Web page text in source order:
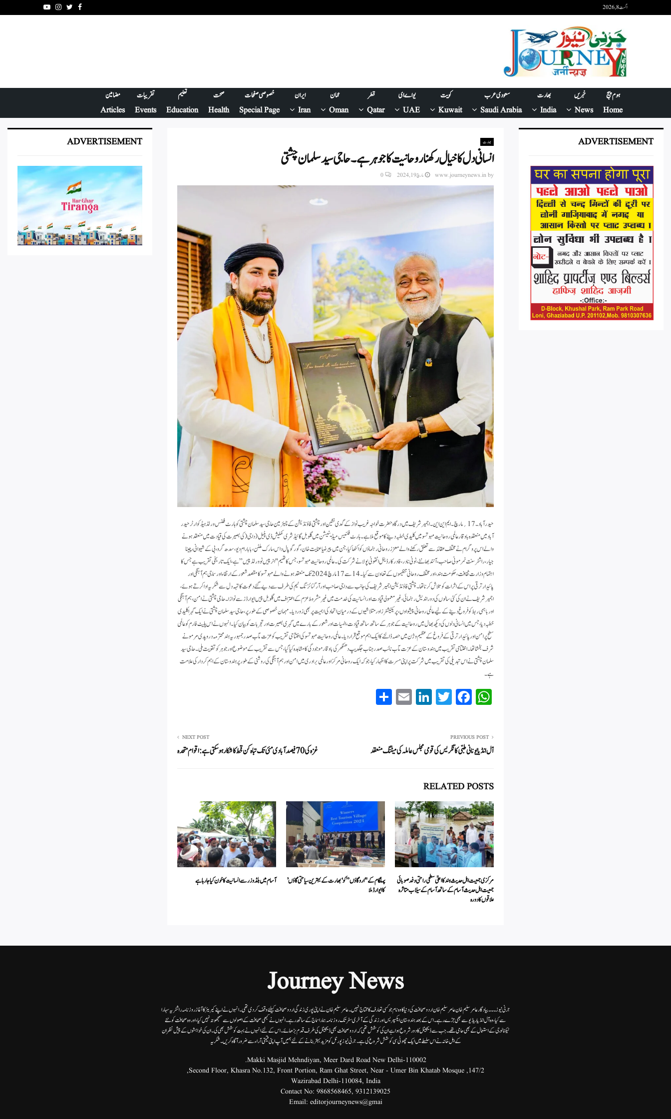
اگست 8, 2026 Facebook
Twitter
Instagram
Youtube
ہوم پیج
Home
خبریں
News
بھارت
India
سعودی عرب
Saudi Arabia
کویت
Kuwait
یو اے ای
UAE
قطر
Qatar
عمان
Oman
ایران
Iran
خصوصی صفحات
Special Page
صحت
Health
تعلیم
Education
تقریبات
Events
مضامین
Articles
بھارت
انسانی دل کا خیال رکھنا روحانیت کا جوہر ہے۔ حاجی سید سلمان چشتی
by
www.journeynews.in مارچ 19, 2024 0
حیدرآباد۔ 17 ؍ مارچ۔ ایم این این۔ اجمیر شریف میں درگاہ حضرت خواجہ غریب نواز کے گدی نشین اور چشتی فاؤنڈیشن کے چیئرمین حاجی سید سلمان چشتی کو ہارٹ فلنس ورلڈ ہیڈ کوارٹر حیدر
آبادمیں منعقدہ باوقار عالمی روحانیت مہوتسو میں کلیدی خطبہ دینے کا موقع ملا ہے۔ ہارٹ فلنیس میڈیٹیشن میں گلوبل گائیڈ شری کملیش ڈی پٹیل (داجی( کی بصیرت کی قیادت میں منعقد ہونے
والے اس پروگرام نے مختلف عقائد سے تعلق رکھنے والے معزز روحانی رہنماؤں کو اکٹھا کیا، جن میں پیر ضیا عنایت خان، گور گوپال داس، مارک ملٹن، بابا رام دیو، سدھ گرو، بی کے شیوانی، چینا
جیار، راشٹرسنت نمرمونی صاحب، آنند بھانٹے، ٹونی نادر، فادر کارڈینل انتھونی پولا نے شرکت کی۔عالمی روحانیت مہوتسو، جس کا تھیم "انر پیس ٹو ورلڈ پیس” ہے، ایک تاریخی تقریب ہے جس کا
اہتمام وزارت ثقافت، حکومت ہند، اور مختلف روحانی تنظیموں کے تعاون سے کیا ۔ 14 سے 17 مارچ 2024 تک منعقد ہونے والے مہوتسو کا مقصد شعور کے ارتقاء اور سماجی ہم آہنگی اور
پائیدار ترقی پر اس کے اثرات کو تلاش کرنا تھا۔چشتی فاؤنڈیشن اجمیر شریف کی جانب سے داجی صاحب اور آرگنائزنگ ٹیم کی طرف سے دیے گئے دعوت کا تہہ دل سے شکریہ ادا کرتے ہوئے،
اجمیر شریف نے ان کی کئی سالوں کی دور اندیش رہنمائی، غیر معمولی قیادت اور انسانیت کی خدمت میں غیر مشروط عزم کے اعتراف میں گلوبل پیس ایوارڈز سے نوازا۔ حاجی چشتی نے امن، ہم آہنگی
اور باہمی ربط کو فروغ دینے کے لیے عالمی روحانی پیشواوں، پریکٹیشنرز اور متلاشیوں کے درمیان اتحاد کی اہمیت پر بھی زور دیا۔مہمان خصوصی کے طور پر، حاجی سید سلمان چشتی نے ایک گہرا کلیدی
خطبہ دیا، جس میں انسانی دلوں کی دیکھ بھال میں روحانیت کے جوہر کے ساتھ ساتھ قیادت، الہیات اور شعور کے بارے میں گہری بصیرت اور تجربات کو بیان کیا۔ انہوں نے اس پلیٹ فارم کو عالمی
سطح پر امن اور پائیدار ترقی کے فروغ کے عظیم وژن میں حصہ ڈالنے کا ایک اہم موقع قرار دیا۔عالمی روحانیت مہوتسو کی افتتاحی تقریب کو عزت مآب صدر جمہوریہ ہند محترمہ دروپدی مرمو نے
شرف بخشا تھا۔اختتامی تقریب میں ہندوستان کے عزت مآب نائب صدر جناب جگدیپ دھنکھر کی باوقار موجودگی کا مشاہدہ کیا گیا، جس سے تقریب کے موضوع اور جوہر کو تقویت ملی۔حاجی سید
سلمان چشتی نے اس تبدیلی کی تقریب میں شرکت پر اپنی مسرت کا اظہار کیا، جو کہ ایک روحانی مرکز اور عالمی برادری میں امن اور ہم آہنگی کی روشنی کے طور پر ہندوستان کے اہم کردار کی علامت
ہے۔
W
ha
A
pp
Fa
ce
ok
T
wi
r
Li
nk
In
E
m
PREVIOUS POST
آل انڈیا یونانی طبّی کانگریس کی قومی مجلس عاملہ کی میٹنگ منعقد
NEXT POST
غزہ کی 70 فیصد آبادی مئی تک تباہ کن قحط کا شکار ہو سکتی ہے:اقوام متحدہ
RELATED POSTS
مرکزی جمعیت اہل حدیث ہند کااعلیٰ سطحی راحتی وفدصوبائی
جمعیت اہل حدیث آسام کے ساتھ آسام کے سیلاب متاثرہ
علاقوں کا دورہ
پہلگام کے "ارو گاؤں” کو ‘ بھارت کے بہترین سیاحتی گاؤں’
کا ایوارڈ ملا
آسام میں بلڈوزر سے انسانیت کا خون کیا جار ہا ہے
ADVERTISEMENT
ADVERTISEMENT
Journey News
جرنی نیوز۔۔۔بیاد گار عامر سلیم خان عامر سلیم خان اردوصحافت کی دنیا کاوہ نام جو کسی تعارف کا محتاج نہیں۔عامرسلیم خان نے اپنی پوری زندگی اردوصحافت کیلئے وقف کردی تھی۔انہوں نے اپنے کیریئر کا آغاز روزنامہ راشٹریہ سہارا
سے کیا،وہ آل انڈیا ریڈیوسے بھی جڑے رہے۔ اس کے بعد ہندوستان ایکسپریس اور زندگی کے آخری سفر تک روزنامہ ہمارا سماج کے ساتھ رہے۔ انہوں نے کبھی صحافت کے اصولوں سے سمجھوتہ نہیں کیا، اور وہ صحافت کو نئے
ٹیکنالوجی کے استعمال کے بھی حامی تھے۔ جب سے ڈیجیٹل کا دور شروع ہوا ہے ان کی کوشش تھی کہ اردو صحافت بھی ڈیجیٹل کی طرف قدم بڑھائے۔ اس کے لئے انہوں نے بہت کوشش بھی کی۔ ان کی خواہشوں کے پیش نظر ان
کے اہل خانہ نے اس سلسلے میں ایک چھوٹی سی کوشش شروع کی ہے۔جرنی نیوز پورٹل کو مزید بہتر بنانے کے لئے ہمیں آپ اپنی قیمتی آراء سے ضرور آگاہ کریں۔شکریہ
Makki Masjid Mehndiyan, Meer Dard Road New Delhi-110002.
147/2, Second Floor, Khasra No.132, Front Portion, Ram Ghat Street, Near - Umer Bin Khatab Mosque,
Wazirabad Delhi-110084, India
Contact No: 9868568465, 9312139025
Email: editorjourneynews@gmai